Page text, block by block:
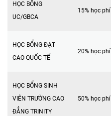
HỌC BỔNG
UC/GBCA
15% học phí
HỌC BỔNG ĐẠT
CAO QUỐC TẾ
20% học phí
HỌC BỔNG SINH
VIÊN TRƯỜNG CAO
ĐẲNG TRINITY
50% học phí